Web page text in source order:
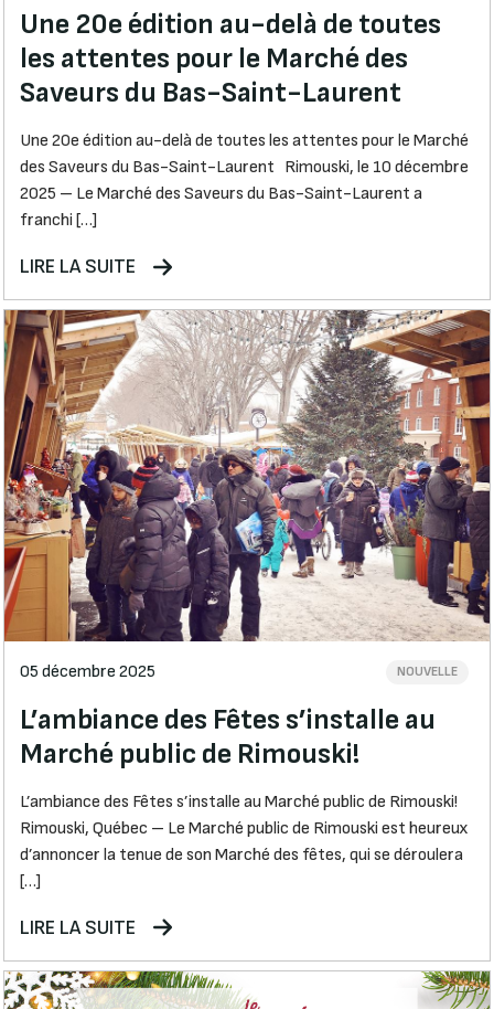
Une 20e édition au-delà de toutes
les attentes pour le Marché des
Saveurs du Bas-Saint-Laurent
Une 20e édition au-delà de toutes les attentes pour le Marché
des Saveurs du Bas-Saint-Laurent Rimouski, le 10 décembre
2025 – Le Marché des Saveurs du Bas-Saint-Laurent a
franchi […]
LIRE LA SUITE
05 décembre 2025 NOUVELLE
L’ambiance des Fêtes s’installe au
Marché public de Rimouski!
L’ambiance des Fêtes s’installe au Marché public de Rimouski!
Rimouski, Québec – Le Marché public de Rimouski est heureux
d’annoncer la tenue de son Marché des fêtes, qui se déroulera
[…]
LIRE LA SUITE